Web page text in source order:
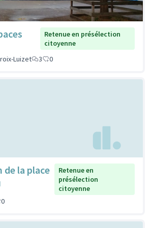
Retenue en présélection
citoyenne
Luizet
3 0
la place
Retenue en
présélection
citoyenne
0